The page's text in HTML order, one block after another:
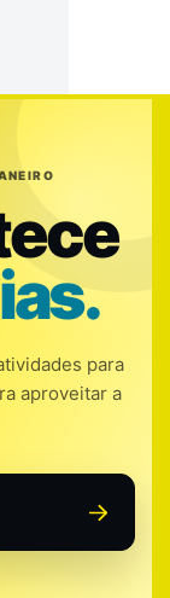
para
aproveitar a